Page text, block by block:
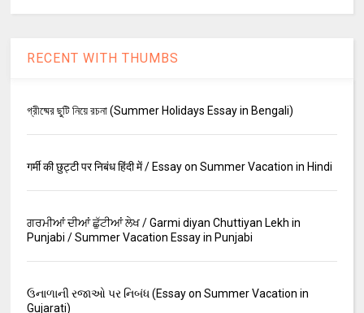
RECENT WITH THUMBS
গ্রীষ্মের ছুটি নিয়ে রচনা (Summer Holidays Essay in Bengali)
गर्मी की छुट्टी पर निबंध हिंदी में / Essay on Summer Vacation in Hindi
ਗਰਮੀਆਂ ਦੀਆਂ ਛੁੱਟੀਆਂ ਲੇਖ / Garmi diyan Chuttiyan Lekh in
Punjabi / Summer Vacation Essay in Punjabi
ઉનાળાની રજાઓ પર નિબંધ (Essay on Summer Vacation in
Gujarati)